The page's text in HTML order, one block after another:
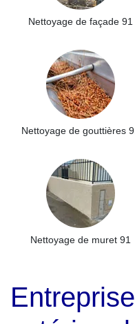
Nettoyage de façade 91
Nettoyage de gouttières
Nettoyage de muret 91